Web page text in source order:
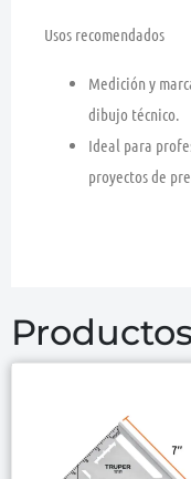
Usos recomendados
Medición y
dibujo técnico.
Ideal para
proyectos de